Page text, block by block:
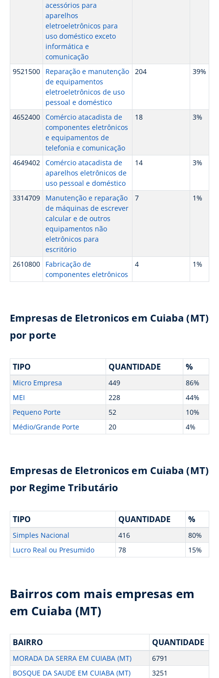
acessórios para
aparelhos
eletroeletrônicos para
uso doméstico exceto
informática e
comunicação
9521500
Reparação e manutenção
de equipamentos
eletroeletrônicos de uso
pessoal e doméstico
204 39%
4652400 Comércio atacadista de
componentes eletrônicos
e equipamentos de
telefonia e comunicação
18 3%
4649402 Comércio atacadista de
aparelhos eletrônicos de
uso pessoal e doméstico
14 3%
3314709
Manutenção e reparação
de máquinas de escrever
calcular e de outros
equipamentos não
eletrônicos para
escritório
7 1%
2610800
Fabricação de
componentes eletrônicos
4 1%
Empresas de Eletronicos em Cuiaba (MT)
por porte
TIPO QUANTIDADE %
Micro Empresa 449
86%
MEI
228
44%
Pequeno Porte
52
10%
Médio/Grande Porte
20 4%
Empresas de Eletronicos em Cuiaba (MT)
por Regime Tributário
TIPO QUANTIDADE %
Simples Nacional 416
80%
Lucro Real ou Presumido
78 15%
Bairros com mais empresas em
em Cuiaba (MT)
BAIRRO QUANTIDADE
MORADA DA SERRA EM CUIABA (MT)
6791
BOSQUE DA SAUDE EM CUIABA (MT)
3251